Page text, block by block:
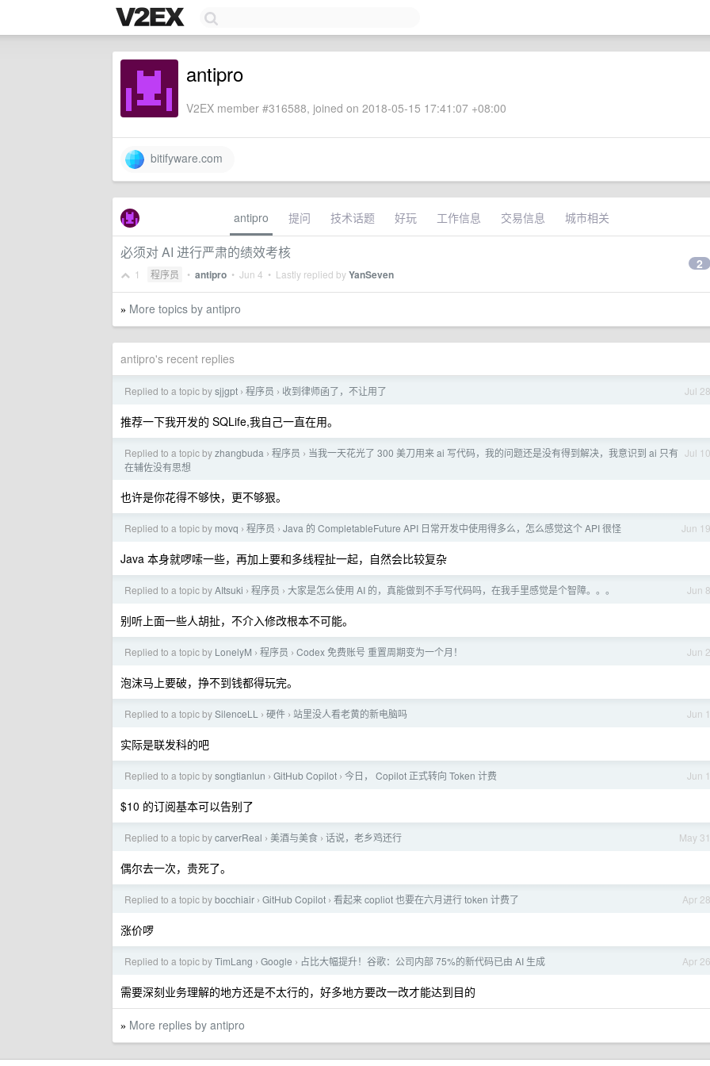
antipro
V2EX member #316588, joined on 2018-05-15 17:41:07 +08:00
bitifyware.com
antipro 提问 技术话题 好玩 工作信息 交易信息 城市相关
必须对 AI 进行严肃的绩效考核
1 程序员 • antipro • Jun 4 • Lastly replied byYanSeven
2
» More topics by antipro
antipro's recent replies
Jul 28
Replied to a topic bysjjgpt › 程序员 › 收到律师函了，不让用了
推荐一下我开发的 SQLife,我自己一直在用。
Jul 10
Replied to a topic byzhangbuda › 程序员 › 当我一天花光了 300 美刀用来 ai 写代码，我的问题还是没有得到解决，我意识到 ai 只有
在辅佐没有思想
也许是你花得不够快，更不够狠。
Jun 19
Replied to a topic by movq › 程序员 › Java 的 CompletableFuture API 日常开发中使用得多么，怎么感觉这个 API 很怪
Java 本身就啰嗦一些，再加上要和多线程扯一起，自然会比较复杂
Jun 8
Replied to a topic byAItsuki › 程序员 › 大家是怎么使用 AI 的，真能做到不手写代码吗，在我手里感觉是个智障。。。
别听上面一些人胡扯，不介入修改根本不可能。
Jun 2
Replied to a topic by LonelyM › 程序员 › Codex 免费账号 重置周期变为一个月！
泡沫马上要破，挣不到钱都得玩完。
Jun 1
Replied to a topic bySilenceLL › 硬件 › 站里没人看老黄的新电脑吗
实际是联发科的吧
Jun 1
Replied to a topic bysongtianlun › GitHub Copilot › 今日， Copilot 正式转向 Token 计费
$10 的订阅基本可以告别了
May 31
Replied to a topic bycarverReal › 美酒与美食 › 话说，老乡鸡还行
偶尔去一次，贵死了。
Apr 28
Replied to a topic bybocchiair › GitHub Copilot › 看起来 copliot 也要在六月进行 token 计费了
涨价啰
Apr 26
Replied to a topic byTimLang › Google › 占比大幅提升！谷歌：公司内部 75%的新代码已由 AI 生成
需要深刻业务理解的地方还是不太行的，好多地方要改一改才能达到目的
» More replies by antipro